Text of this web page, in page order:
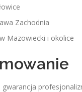
Zachodnia
Mazowiecki i okolice